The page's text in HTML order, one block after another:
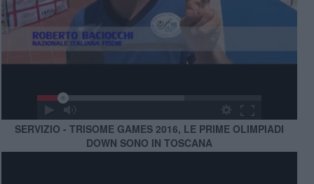
SERVIZIO - TRISOME GAMES 2016, LE PRIME OLIMPIADI
DOWN SONO IN TOSCANA